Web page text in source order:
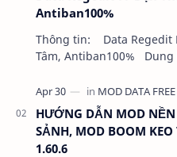
Antiban100%
Thông tin: Data Regedit
Tâm, Antiban100% Dung lượng: 5MB Chức năng: -
HƯỚNG DẪN MOD
SẢNH, MOD BOOM KEO
1.60.6